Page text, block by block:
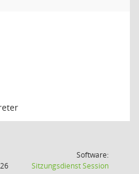
Software:
SitzungsdienstSession(Wird in